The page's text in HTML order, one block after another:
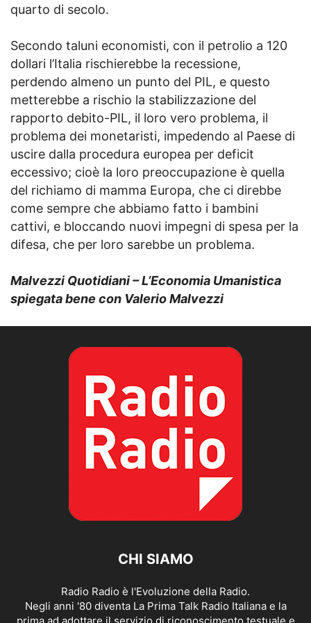
quarto di secolo.
Secondo taluni economisti, con il petrolio a 120
dollari l’Italia rischierebbe la recessione,
perdendo almeno un punto del PIL, e questo
metterebbe a rischio la stabilizzazione del
rapporto debito-PIL, il loro vero problema, il
problema dei monetaristi, impedendo al Paese di
uscire dalla procedura europea per deficit
eccessivo; cioè la loro preoccupazione è quella
del richiamo di mamma Europa, che ci direbbe
come sempre che abbiamo fatto i bambini
cattivi, e bloccando nuovi impegni di spesa per la
difesa, che per loro sarebbe un problema.
Malvezzi Quotidiani – L’Economia Umanistica
spiegata bene con Valerio Malvezzi
CHI SIAMO
Radio Radio è l'Evoluzione della Radio.
Negli anni '80 diventa La Prima Talk Radio Italiana e la